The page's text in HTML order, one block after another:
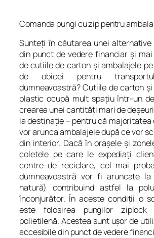
Comanda pungi cu zip pentru
Sunteţi în căutarea unei
din punct de vedere financiar şi
de cutiile de carton şi ambalajele
de obicei pentru
dumneavoastră? Cutiile de carton
plastic ocupă mult spaţiu într-un
crearea unei cantităţi mari de
la destinaţie – pentru că
vor arunca ambalajele după ce vor
din interior. Dacă în oraşele şi
coletele pe care le expediaţi
centre de reciclare, cel mai
dumneavoastră vor fi aruncate
natură) contribuind astfel la
înconjurător. În aceste condiţii o
este folosirea pungilor ziplock
polietilenă. Acestea sunt uşor de
accesibile din punct de vedere